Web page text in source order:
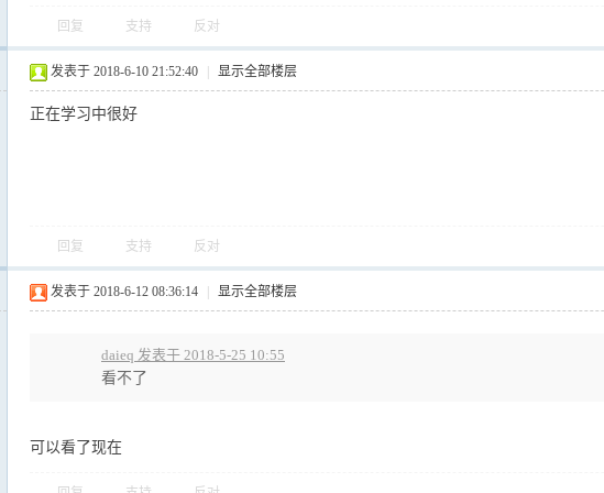
回复 支持 反对
发表于 2018-6-10 21:52:40 显示全部楼层
正在学习中很好
回复 支持 反对
发表于 2018-6-12 08:36:14 显示全部楼层
daieq 发表于 2018-5-25 10:55
看不了
可以看了现在